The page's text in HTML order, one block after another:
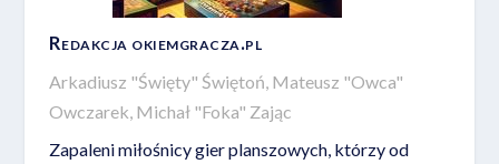
Redakcja okiemgracza.pl
Arkadiusz "Święty" Świętoń, Mateusz "Owca"
Owczarek, Michał "Foka" Zając
Zapaleni miłośnicy gier planszowych, którzy od